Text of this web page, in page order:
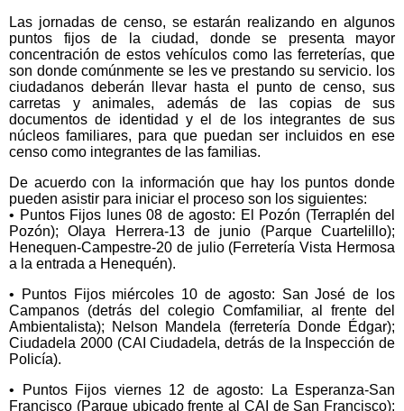
Las jornadas de censo, se estarán realizando en algunos
puntos fijos de la ciudad, donde se presenta mayor
concentración de estos vehículos como las ferreterías, que
son donde comúnmente se les ve prestando su servicio. los
ciudadanos deberán llevar hasta el punto de censo, sus
carretas y animales, además de las copias de sus
documentos de identidad y el de los integrantes de sus
núcleos familiares, para que puedan ser incluidos en ese
censo como integrantes de las familias.
De acuerdo con la información que hay los puntos donde
pueden asistir para iniciar el proceso son los siguientes:
• Puntos Fijos lunes 08 de agosto: El Pozón (Terraplén del
Pozón); Olaya Herrera-13 de junio (Parque Cuartelillo);
Henequen-Campestre-20 de julio (Ferretería Vista Hermosa
a la entrada a Henequén).
• Puntos Fijos miércoles 10 de agosto: San José de los
Campanos (detrás del colegio Comfamiliar, al frente del
Ambientalista); Nelson Mandela (ferretería Donde Édgar);
Ciudadela 2000 (CAI Ciudadela, detrás de la Inspección de
Policía).
• Puntos Fijos viernes 12 de agosto: La Esperanza-San
Francisco (Parque ubicado frente al CAI de San Francisco);